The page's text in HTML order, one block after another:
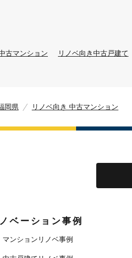
古マンション リノベ向き中古戸建て
岡県 リノベ向き 中古マンション
ベーション事例
マンションリノベ事例